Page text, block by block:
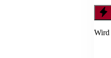
Wird